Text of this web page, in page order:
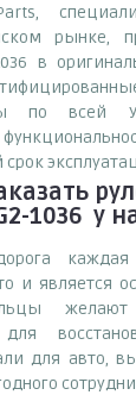
рынке,
в
по всей
1036 у
каждая
и является
для авто,